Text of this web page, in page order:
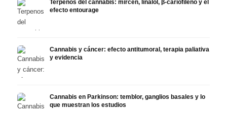
Terpenos del cannabis: mircen, linalol, β-cariofileno y el
efecto entourage
Cannabis y cáncer: efecto antitumoral, terapia paliativa
y evidencia
Cannabis en Parkinson: temblor, ganglios basales y lo
que muestran los estudios